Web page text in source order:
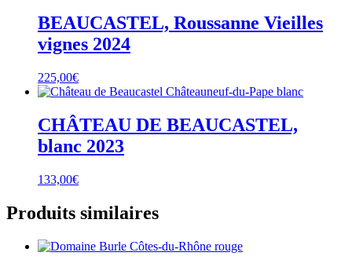
BEAUCASTEL, Roussanne Vieilles
vignes 2024
225,00€
CHÂTEAU DE BEAUCASTEL,
blanc 2023
133,00€
Produits similaires